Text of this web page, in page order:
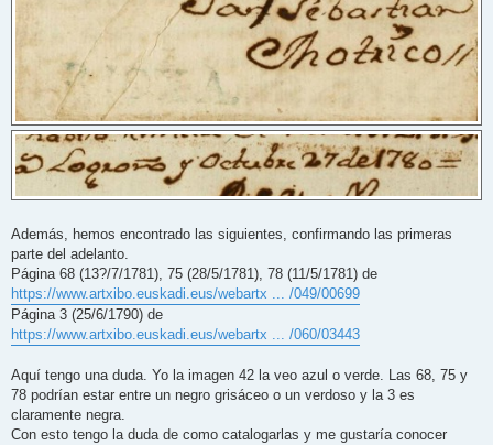
Además, hemos encontrado las siguientes, confirmando las primeras
parte del adelanto.
Página 68 (13?/7/1781), 75 (28/5/1781), 78 (11/5/1781) de
https://www.artxibo.euskadi.eus/webartx ... /049/00699
Página 3 (25/6/1790) de
https://www.artxibo.euskadi.eus/webartx ... /060/03443
Aquí tengo una duda. Yo la imagen 42 la veo azul o verde. Las 68, 75 y
78 podrían estar entre un negro grisáceo o un verdoso y la 3 es
claramente negra.
Con esto tengo la duda de como catalogarlas y me gustaría conocer